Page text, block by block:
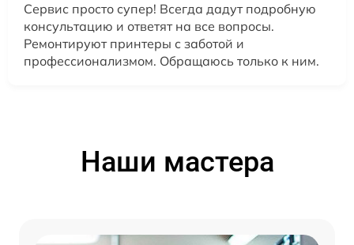
Сервис просто супер! Всегда дадут подробную
консультацию и ответят на все вопросы.
Ремонтируют принтеры с заботой и
профессионализмом. Обращаюсь только к ним.
Наши мастера